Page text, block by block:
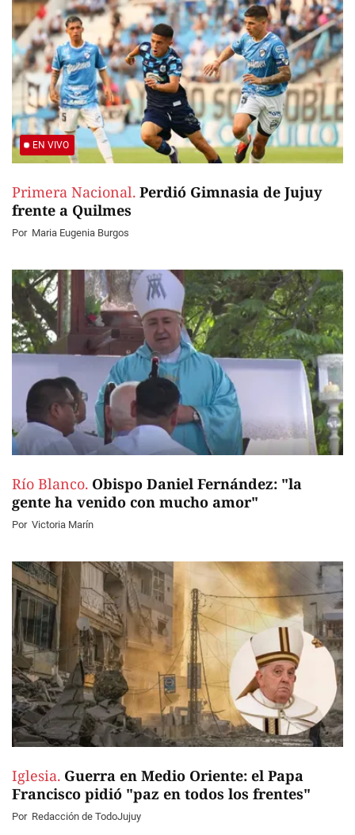
EN VIVO
Primera Nacional. Perdió Gimnasia de Jujuy
frente a Quilmes
Por Maria Eugenia Burgos
Río Blanco. Obispo Daniel Fernández: "la
gente ha venido con mucho amor"
Por Victoria Marín
Iglesia. Guerra en Medio Oriente: el Papa
Francisco pidió "paz en todos los frentes"
Por Redacción de TodoJujuy